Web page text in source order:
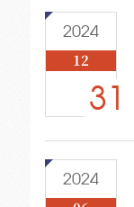
2024
12
31
2024